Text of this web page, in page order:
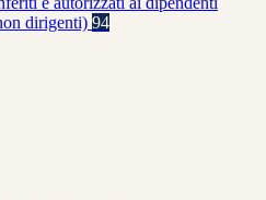
dirigenti) 94